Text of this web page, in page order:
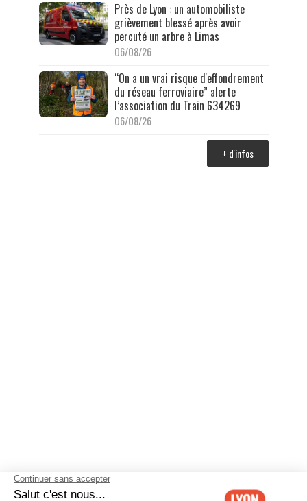
Près de Lyon : un automobiliste
grièvement blessé après avoir
percuté un arbre à Limas
06/08/26
“On a un vrai risque d'effondrement
du réseau ferroviaire” alerte
l’association du Train 634269
06/08/26
+ d'infos